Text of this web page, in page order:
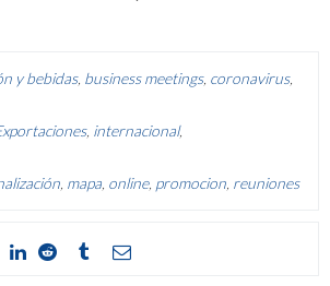
y bebidas, business meetings, coronavirus,
, internacional,
mapa online, promocion reuniones